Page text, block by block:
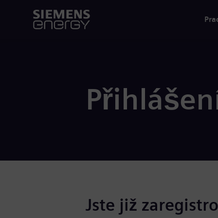
Jste již